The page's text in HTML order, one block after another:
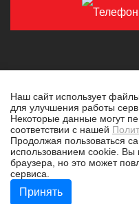
© 2019-2026 Толковая
Политика
Разработано в tim-
Наш сайт использует
для улучшения работы
Некоторые данные могут
соответствии с нашей
Продолжая пользоваться
использованием cookie. Вы
браузера, но это может
сервиса.
Принять